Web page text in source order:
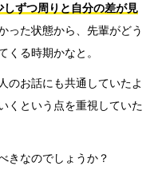
しずつ周りと自分の差が見
った状態から、先輩がどう
くる時期かなと。
のお話にも共通していたよ
くという点を重視していた
きなのでしょうか？